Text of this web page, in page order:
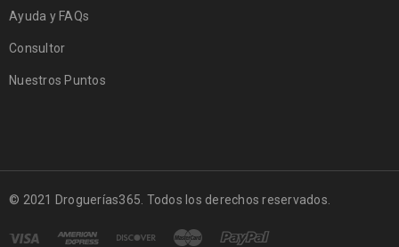
Ayuda y FAQs
Consultor
Nuestros Puntos
© 2021 Droguerías365. Todos los derechos reservados.